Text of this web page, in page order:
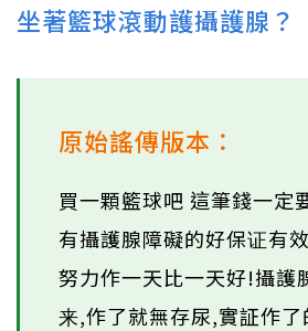
坐著籃球滾動護攝護腺？
原始謠傳版本：
買一顆籃球吧 這筆錢一定
有攝護腺障礙的好保证有
努力作一天比一天好!攝護
来,作了就無存尿,實証作